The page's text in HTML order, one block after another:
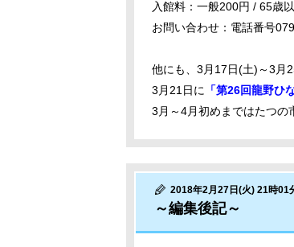
入館料：一般200円 / 65歳
お問い合わせ：電話番号
他にも、3月17日(土)～3月
3月21日に
「第26回龍野ひ
3月～4月初めまではたつの
2018年2月27日(火) 21時01
～編集後記～